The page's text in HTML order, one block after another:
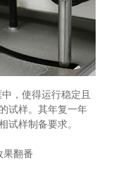
，使得运行稳定且
试样。其年复一年
试样制备要求。
果翻番